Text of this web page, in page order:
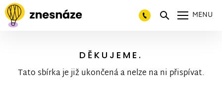
MENU
DĚKUJEME.
Tato sbírka je již ukončená a nelze na ni přispívat.